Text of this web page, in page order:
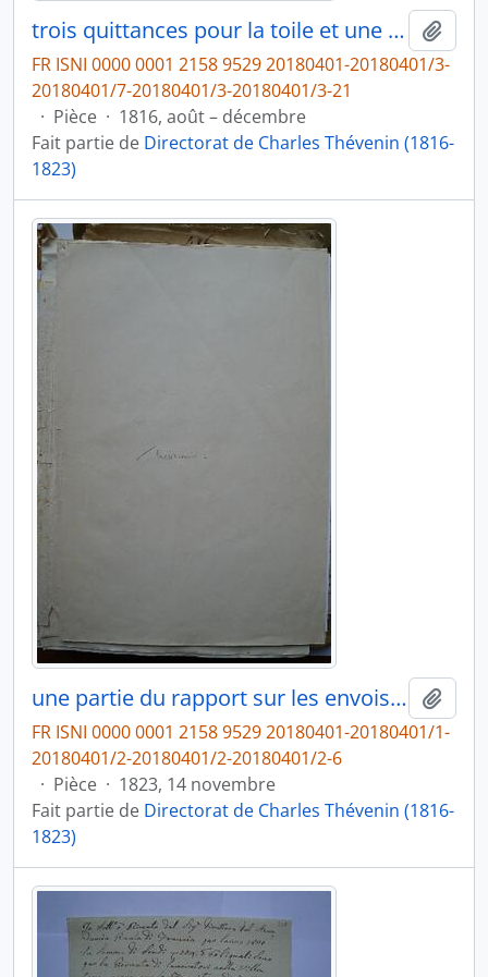
trois quittances pour la toile et une douzaine des essuies-mains, de Luisa Lafonte à Charles Thévenin, fol. 94-96
FR ISNI 0000 0001 2158 9529 20180401-20180401/3-
20180401/7-20180401/3-20180401/3-21
· Pièce · 1816, août – décembre
Fait partie de Directorat de Charles Thévenin (1816-
1823)
une partie du rapport sur les envois concernant les peintres dans une pochette non numérotée intitulée « Thévenin », de Quatremère de Quincy, secrétaire perpétuel de l’Académie des Beaux-arts à Charles Thévenin, fol. 9-10bis
FR ISNI 0000 0001 2158 9529 20180401-20180401/1-
20180401/2-20180401/2-20180401/2-6
· Pièce · 1823, 14 novembre
Fait partie de Directorat de Charles Thévenin (1816-
1823)